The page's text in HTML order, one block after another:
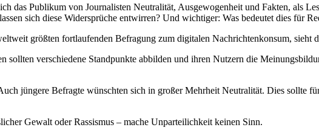
das Publikum von Journalisten Neutralität, Ausgewogenheit und Fakten, als
sich diese Widersprüche entwirren? Und wichtiger: Was bedeutet dies für
größten fortlaufenden Befragung zum digitalen Nachrichtenkonsum, sieht
verschiedene Standpunkte abbilden und ihren Nutzern die
jüngere Befragte wünschten sich in großer Mehrheit Neutralität. Dies sollte
Gewalt oder Rassismus – mache Unparteilichkeit keinen Sinn.